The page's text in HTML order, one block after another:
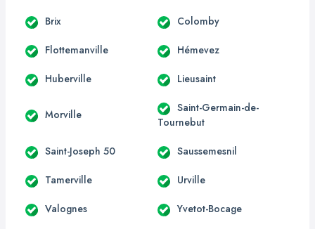
Brix Colomby
Flottemanville Hémevez
Huberville Lieusaint
Morville
Saint-Germain-de-
Tournebut
Saint-Joseph 50 Saussemesnil
Tamerville Urville
Valognes Yvetot-Bocage